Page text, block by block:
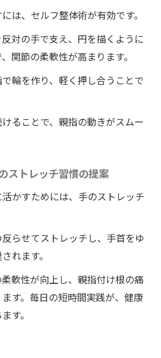
は、セルフ整体術が有効です。
対の手で支え、円を描くように
関節の柔軟性が高まります。
輪を作り、軽く押し合うことで
ることで、親指の動きがスムー
ストレッチ習慣の提案
かすためには、手のストレッチ
らせてストレッチし、手首をゆ
れます。
軟性が向上し、親指付け根の痛
す。毎日の短時間実践が、健康
す。